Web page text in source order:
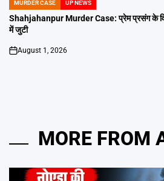
POSTED
IN
MURDER CASE UP NEWS
Shahjahanpur Murder Case: प्रेम प्रसंग के
में जुटी
on
August 1, 2026
MORE FROM